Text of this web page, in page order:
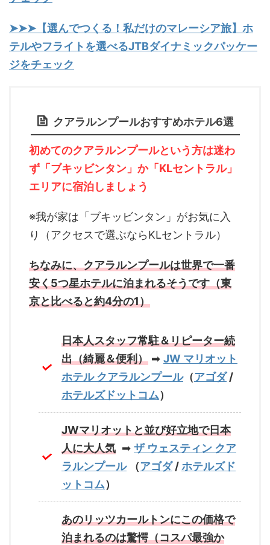
➤➤➤【選んでつくる！私だけのマレーシア旅】ホ
テルやフライトを選べるJTBダイナミックパッケー
ジをチェック
クアラルンプールおすすめホテル6選
初めてのクアラルンプールという方は迷わ
ず「ブキッビンタン」か「KLセントラル」
エリアに宿泊しましょう
※我が家は「ブキッビンタン」がお気に入
り（アクセスで選ぶならKLセントラル）
ちなみに、クアラルンプールは世界で一番
安く5つ星ホテルに泊まれるそうです（東
京と比べると約4分の1）
日本人スタッフ常駐＆リピーター続
出（綺麗＆便利） ➡ JW マリオット
ホテル クアラルンプール（アゴダ/
ホテルズドットコム）
JWマリオットと並び好立地で日本
人に大人気 ➡ ザ ウェスティン クア
ラルンプール（アゴダ/ホテルズド
ットコム）
あのリッツカールトンにこの価格で
泊まれるのは驚愕（コスパ最強か